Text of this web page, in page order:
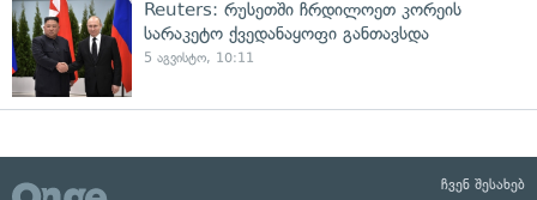
Reuters: რუსეთში ჩრდილოეთ კორეის
სარაკეტო ქვედანაყოფი განთავსდა
5 აგვისტო, 10:11
ჩვენ შესახებ